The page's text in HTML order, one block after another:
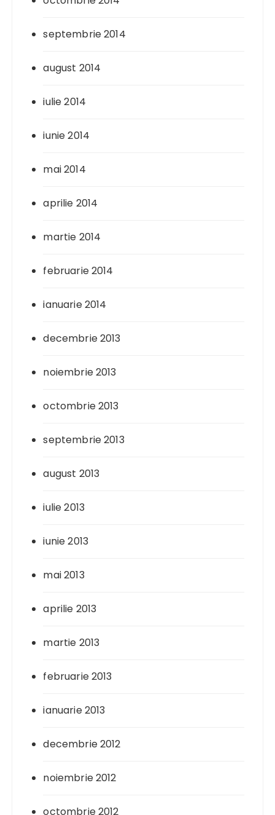
septembrie 2014
august 2014
iulie 2014
iunie 2014
mai 2014
aprilie 2014
martie 2014
februarie 2014
ianuarie 2014
decembrie 2013
noiembrie 2013
octombrie 2013
septembrie 2013
august 2013
iulie 2013
iunie 2013
mai 2013
aprilie 2013
martie 2013
februarie 2013
ianuarie 2013
decembrie 2012
noiembrie 2012
octombrie 2012